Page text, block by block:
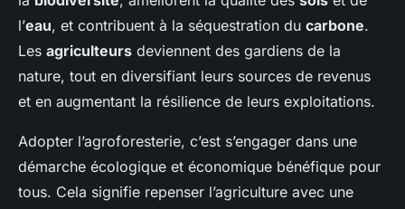
l’eau, et contribuent à la séquestration du carbone.
Les agriculteurs deviennent des gardiens de la
nature, tout en diversifiant leurs sources de revenus
et en augmentant la résilience de leurs exploitations.
Adopter l’agroforesterie, c’est s’engager dans une
démarche écologique et économique bénéfique pour
tous. Cela signifie repenser l’agriculture avec une